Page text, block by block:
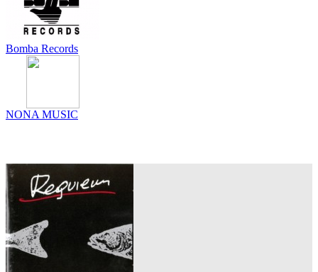
Bomba Records
NONA MUSIC